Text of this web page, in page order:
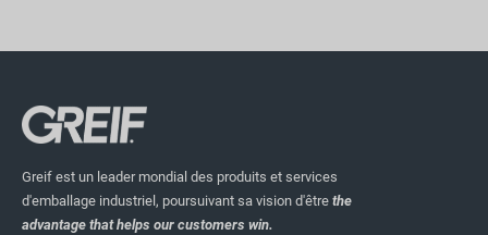
Greif est un leader mondial des produits et services
d'emballage industriel, poursuivant sa vision d'être the
advantage that helps our customers win.